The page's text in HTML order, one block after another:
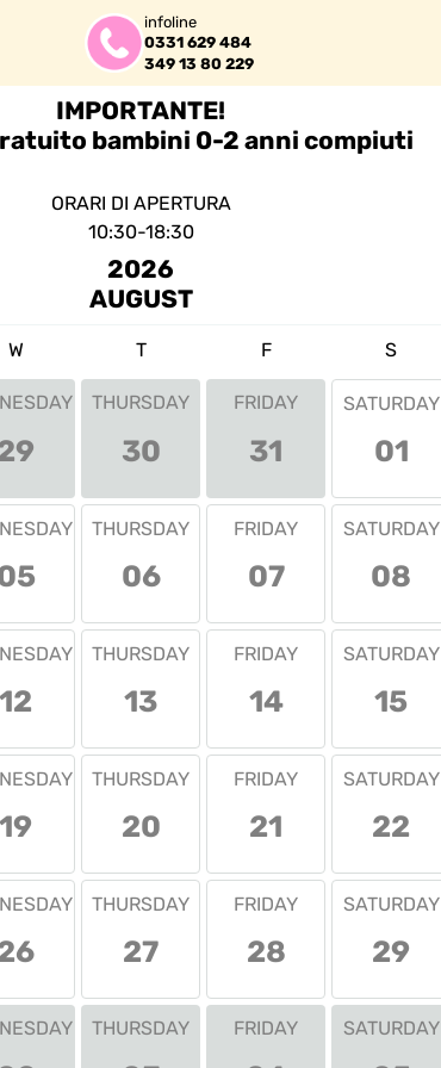
infoline
0331 629 484
349 13 80 229
IMPORTANTE!
bambini 0-2 anni compiuti
ORARI DI APERTURA
10:30-18:30
2026
AUGUST
W T F S
THURSDAY
30
FRIDAY
31
SATURDAY
01
THURSDAY
06
FRIDAY
07
SATURDAY
08
12
THURSDAY
13
FRIDAY
14
SATURDAY
15
19
THURSDAY
20
FRIDAY
21
SATURDAY
22
THURSDAY
27
FRIDAY
28
SATURDAY
29
THURSDAY FRIDAY SATURDAY